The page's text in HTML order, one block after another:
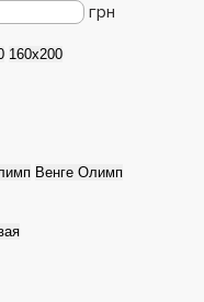
грн
160x200
Венге Олимп